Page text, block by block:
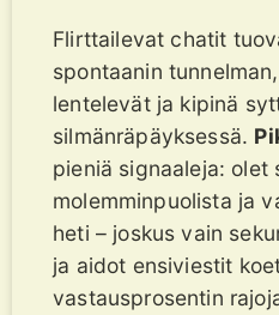
Flirttailevat chatit
spontaanin
lentelevät ja kipinä
silmänräpäyksessä.
pieniä signaaleja: olet
molemminpuolista ja
heti – joskus vain
ja aidot ensiviestit
vastausprosentin